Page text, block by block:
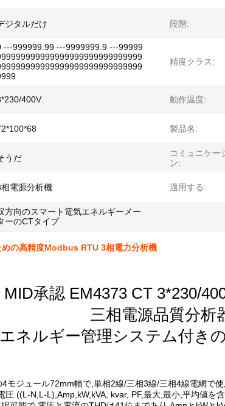
ジタルだけ 段階:
---999999.99 ---9999999.9 ---99999
精度クラス:
400V 動作温度:
製品名:
うだ
コミュニケー
ン:
電源分析機 適用する:
方向のスマート電気エネルギーメー
ーのCTタイプ
の高精度Modbus RTU 3相電力分析機
MID承認 EM4373 CT 3*230/
三相電源品質分析
エネルギー管理システム付き
モジュール72mm幅で,単相2線/三相3線/三相4線電網で使
圧 ((L-N,L-L),Amp,kW,kVA, kvar, PF,最大,最小,平均値を